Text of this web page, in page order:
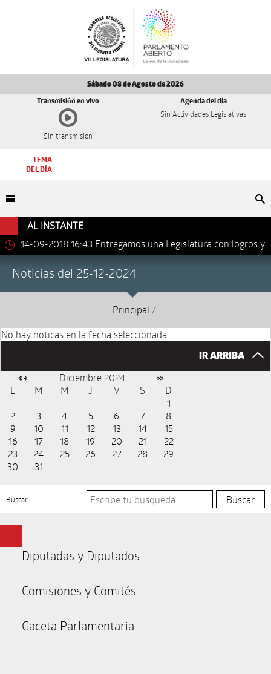
Sábado 08 de Agosto de 2026
Transmisión en vivo
Sin transmisión
Agenda del día
Sin Actividades Legislativas
TEMA
DEL DÍA
AL INSTANTE
14-09-2018 16:43 Entregamos una Legislatura con logros y
Noticias del 25-12-2024
Principal /
No hay noticas en la fecha seleccionada...
IR ARRIBA
« « Diciembre 2024 »»
L M M J V S
D
1
2
3 4 5 6 7
8
9
10 11 12 13 14
15
16
17 18 19 20 21
22
23
24 25 26 27 28
29
30
31
Buscar
Diputadas y Diputados
Comisiones y Comités
Gaceta Parlamentaria